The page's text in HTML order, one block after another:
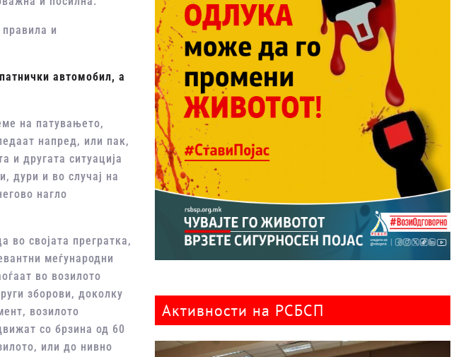
и
автомобил, а
на патувањето,
напред, или пак,
и другата ситуација
дури и во случај на
нагло
во својата прегратка,
меѓународни
во возилото
зборови, доколку
возилото
со брзина од 60
или до нивно
Активности на РСБСП